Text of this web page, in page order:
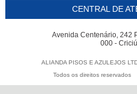
CENTRAL DE
Avenida Centenário, 242
000 -
ALIANDA PISOS E AZULEJOS
Todos os direitos reservados